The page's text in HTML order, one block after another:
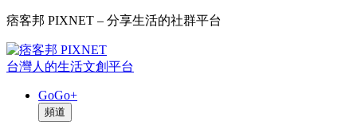
痞客邦 PIXNET – 分享生活的社群平台
台灣人的生活文創平台
GoGo+
頻道